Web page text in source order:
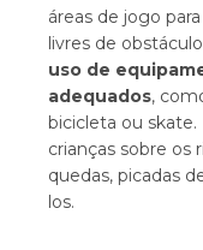
áreas de jogo
livres de
uso de
adequados,
bicicleta ou
crianças sobre os
quedas, picadas
los.